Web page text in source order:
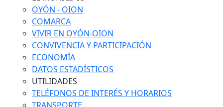
OYÓN - OION
COMARCA
VIVIR EN OYÓN-OION
CONVIVENCIA Y PARTICIPACIÓN
ECONOMÍA
DATOS ESTADÍSTICOS
UTILIDADES
TELÉFONOS DE INTERÉS Y HORARIOS